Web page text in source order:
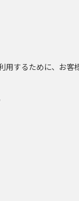
するために、お客